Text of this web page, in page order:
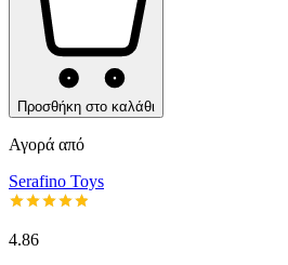
Προσθήκη στο καλάθι
Αγορά από
Serafino Toys
4.86